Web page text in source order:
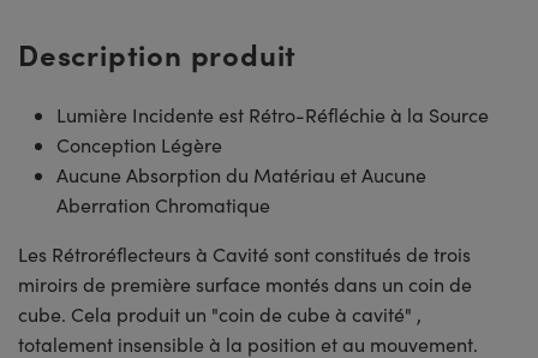
Description produit
Lumière Incidente est Rétro-Réfléchie à la Source
Conception Légère
Aucune Absorption du Matériau et Aucune
Aberration Chromatique
Les Rétroréflecteurs à Cavité sont constitués de trois
miroirs de première surface montés dans un coin de
cube. Cela produit un "coin de cube à cavité" ,
totalement insensible à la position et au mouvement.